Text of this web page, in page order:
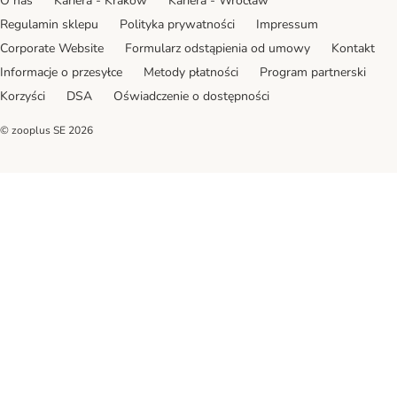
Regulamin sklepu
Polityka prywatności
Impressum
Corporate Website
Formularz odstąpienia od umowy
Kontakt
Informacje o przesyłce
Metody płatności
Program partnerski
Korzyści
DSA Oświadczenie o dostępności
© zooplus SE 2026